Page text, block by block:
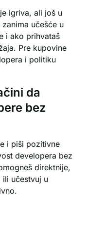
igriva, ali još u
učešće u
i ako prihvataš
Pre kupovine
i politiku
da
bez
i piši pozitivne
developera bez
direktnije,
učestvuj u